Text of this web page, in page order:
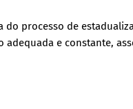
processo de
adequada e constante,